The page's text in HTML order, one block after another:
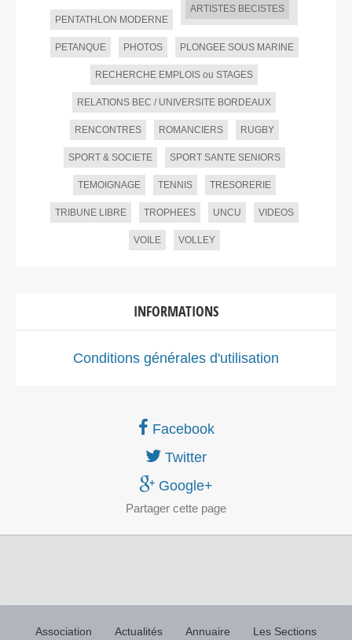
PENTATHLON MODERNE
ARTISTES BECISTES
PETANQUE PHOTOS PLONGEE SOUS MARINE
RECHERCHE EMPLOIS ou STAGES
RELATIONS BEC / UNIVERSITE BORDEAUX
RENCONTRES ROMANCIERS RUGBY
SPORT & SOCIETE SPORT SANTE SENIORS
TEMOIGNAGE TENNIS TRESORERIE
TRIBUNE LIBRE TROPHEES UNCU VIDEOS
VOILE VOLLEY
INFORMATIONS
Conditions générales d'utilisation
Facebook
Twitter
Google+
Partager cette page
Association Actualités Annuaire Les Sections